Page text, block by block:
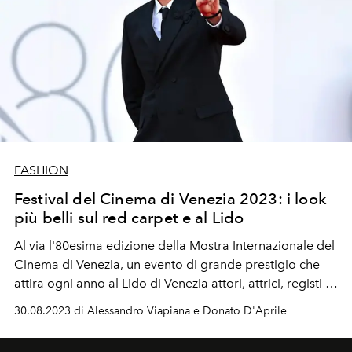
FASHION
Festival del Cinema di Venezia 2023: i look
più belli sul red carpet e al Lido
Al via l'80esima edizione della Mostra Internazionale del
Cinema di Venezia, un evento di grande prestigio che
attira ogni anno al Lido di Venezia attori, attrici, registi e
celebrità internazionali da tutto il mondo. Durante
l'evento, il red carpet si trasformerà in una passerella di
eleganza e stile, con le star che sfoggeranno abiti e
30.08.2023 di Alessandro Viapiana e Donato D'Aprile